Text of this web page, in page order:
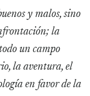
y malos, sino
la
un campo
la aventura, el
en favor de la